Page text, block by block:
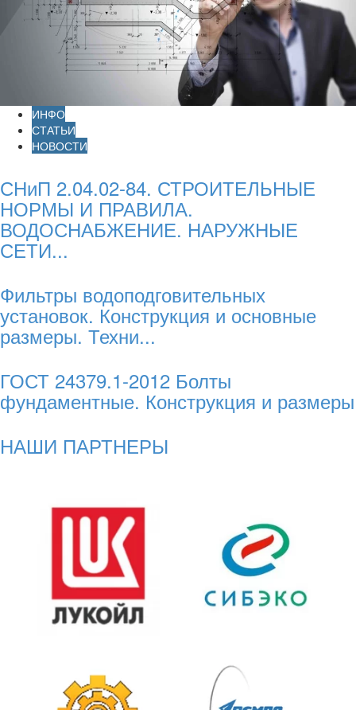
ИНФО
СТАТЬИ
НОВОСТИ
СНиП 2.04.02-84. СТРОИТЕЛЬНЫЕ
НОРМЫ И ПРАВИЛА.
ВОДОСНАБЖЕНИЕ. НАРУЖНЫЕ
СЕТИ...
Фильтры водоподговительных
установок. Конструкция и основные
размеры. Техни...
ГОСТ 24379.1-2012 Болты
фундаментные. Конструкция и размеры
НАШИ ПАРТНЕРЫ